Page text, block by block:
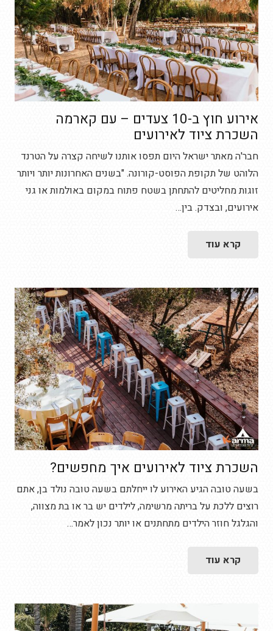
אירוע חוץ ב-10 צעדים – עם קארמה
השכרת ציוד לאירועים
חבר'ה מאתר ישראל היום תפסו אותנו לשיחה קצרה על הטרנד
הלוהט של תקופת הפוסט-קורונה. "בשנים האחרונות יותר ויותר
זוגות מחליטים להתחתן בשטח פתוח במקום באולמות או גני
אירועים, ובצדק. בין…
קרא עוד
השכרת ציוד לאירועים איך מחפשים?
בשעה טובה הגיע האירוע לו ייחלתם בשעה טובה נולד בן, אתם
רוצים ללכת על בריתה מרשימה, לילדים יש בר או בת מצווה,
והגלגל חוזר הילדים מתחתנים או יותר נכון לאמר…
קרא עוד